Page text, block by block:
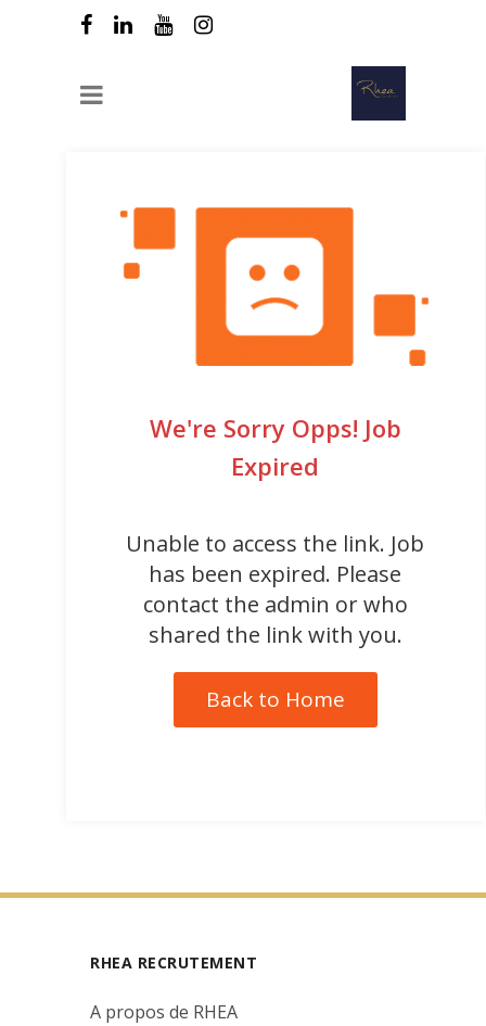
We're Sorry Opps! Job
Expired
Unable to access the link. Job
has been expired. Please
contact the admin or who
shared the link with you.
Back to Home
RHEA RECRUTEMENT
A propos de RHEA